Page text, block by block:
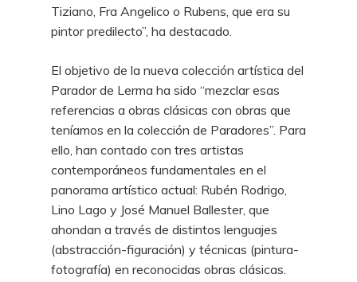
Tiziano, Fra Angelico o Rubens, que era su
pintor predilecto”, ha destacado.
El objetivo de la nueva colección artística del
Parador de Lerma ha sido “mezclar esas
referencias a obras clásicas con obras que
teníamos en la colección de Paradores”. Para
ello, han contado con tres artistas
contemporáneos fundamentales en el
panorama artístico actual: Rubén Rodrigo,
Lino Lago y José Manuel Ballester, que
ahondan a través de distintos lenguajes
(abstracción-figuración) y técnicas (pintura-
fotografía) en reconocidas obras clásicas.